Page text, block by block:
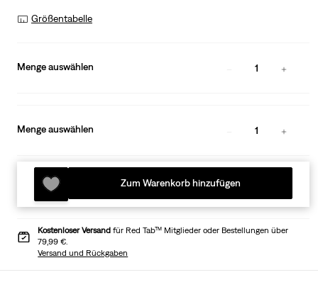
Größentabelle
Menge auswählen 1
Menge auswählen 1
Zum Warenkorb hinzufügen
Kostenloser Versand für Red Tab™ Mitglieder oder Bestellungen über
79,99 €.
Versand und Rückgaben